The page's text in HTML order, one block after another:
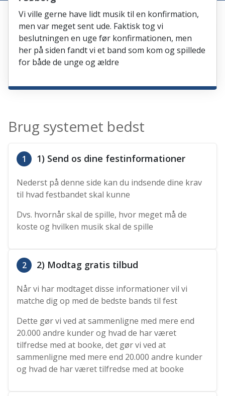
Vi ville gerne have lidt musik til en konfirmation,
men var meget sent ude. Faktisk tog vi
beslutningen en uge før konfirmationen, men
her på siden fandt vi et band som kom og spillede
for både de unge og ældre
Brug systemet bedst
1 1) Send os dine festinformationer
Nederst på denne side kan du indsende dine krav
til hvad festbandet skal kunne
Dvs. hvornår skal de spille, hvor meget må de
koste og hvilken musik skal de spille
2 2) Modtag gratis tilbud
Når vi har modtaget disse informationer vil vi
matche dig op med de bedste bands til fest
Dette gør vi ved at sammenligne med mere end
20.000 andre kunder og hvad de har været
tilfredse med at booke, det gør vi ved at
sammenligne med mere end 20.000 andre kunder
og hvad de har været tilfredse med at booke